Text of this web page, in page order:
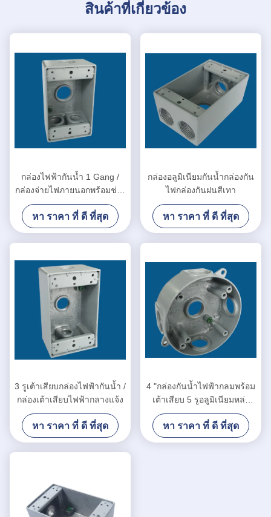
สินค้าที่เกี่ยวข้อง
กล่องไฟฟ้ากันน้ำ 1 Gang /
กล่องจ่ายไฟภายนอกพร้อมช่อง
จ่ายไฟ 4 รู
หา ราคา ที่ ดี ที่สุด
กล่องอลูมิเนียมกันน้ำกล่องกัน
ไฟกล่องกันฝนสีเทา
หา ราคา ที่ ดี ที่สุด
3 รูเต้าเสียบกล่องไฟฟ้ากันน้ำ /
กล่องเต้าเสียบไฟฟ้ากลางแจ้ง
หา ราคา ที่ ดี ที่สุด
4 "กล่องกันน้ำไฟฟ้ากลมพร้อม
เต้าเสียบ 5 รูอลูมิเนียมหล่อ
วัสดุ
หา ราคา ที่ ดี ที่สุด